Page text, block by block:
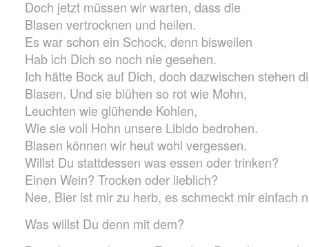
Doch jetzt müssen wir warten, dass die
Blasen vertrocknen und heilen.
Es war schon ein Schock, denn bisweilen
Hab ich Dich so noch nie gesehen.
Ich hätte Bock auf Dich, doch dazwischen stehen
Blasen. Und sie blühen so rot wie Mohn,
Leuchten wie glühende Kohlen,
Wie sie voll Hohn unsere Libido bedrohen.
Blasen können wir heut wohl vergessen.
Willst Du stattdessen was essen oder trinken?
Einen Wein? Trocken oder lieblich?
Nee, Bier ist mir zu herb, es schmeckt mir einfach
Was willst Du denn mit dem?